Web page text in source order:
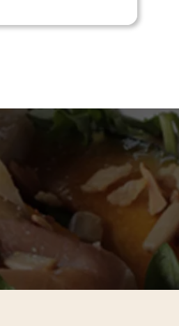
））
）
ウで開きます）
ンドウで開きます）
ィンドウで開きます）